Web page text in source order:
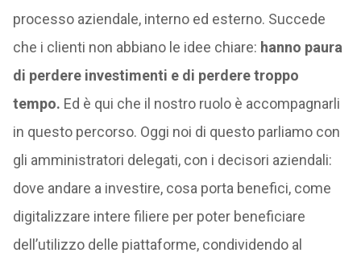
processo aziendale, interno ed esterno. Succede
che i clienti non abbiano le idee chiare: hanno paura
di perdere investimenti e di perdere troppo
tempo. Ed è qui che il nostro ruolo è accompagnarli
in questo percorso. Oggi noi di questo parliamo con
gli amministratori delegati, con i decisori aziendali:
dove andare a investire, cosa porta benefici, come
digitalizzare intere filiere per poter beneficiare
dell’utilizzo delle piattaforme, condividendo al